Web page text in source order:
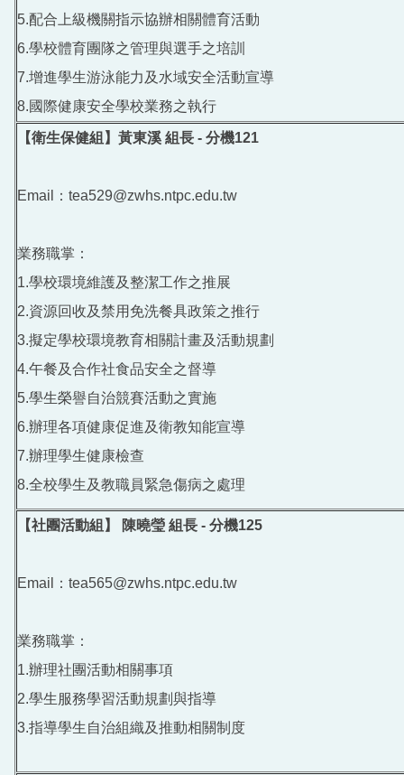
5.配合上級機關指示協辦相關體育活動
6.學校體育團隊之管理與選手之培訓
7.增進學生游泳能力及水域安全活動宣導
8.國際健康安全學校業務之執行
【衛生保健組】黃東溪 組長 - 分機121
Email：tea529@zwhs.ntpc.edu.tw
業務職掌：
1.學校環境維護及整潔工作之推展
2.資源回收及禁用免洗餐具政策之推行
3.擬定學校環境教育相關計畫及活動規劃
4.午餐及合作社食品安全之督導
5.學生榮譽自治競賽活動之實施
6.辦理各項健康促進及衛教知能宣導
7.辦理學生健康檢查
8.全校學生及教職員緊急傷病之處理
【社團活動組】 陳曉瑩 組長 - 分機125
Email：tea565@zwhs.ntpc.edu.tw
業務職掌：
1.辦理社團活動相關事項
2.學生服務學習活動規劃與指導
3.指導學生自治組織及推動相關制度